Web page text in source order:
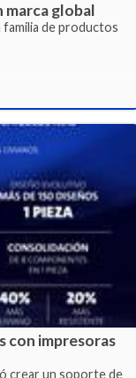
global
familia de productos
con impresoras
crear un soporte de